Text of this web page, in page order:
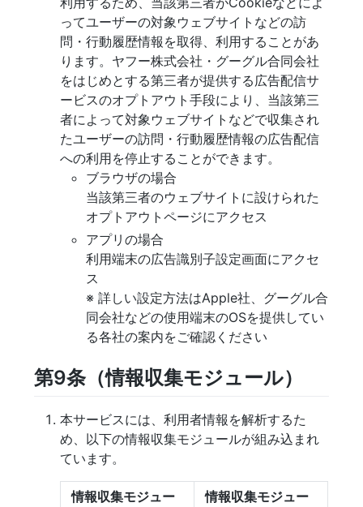
ってユーザーの対象ウェブサイトなどの訪
問・行動履歴情報を取得、利用することがあ
ります。ヤフー株式会社・グーグル合同会社
をはじめとする第三者が提供する広告配信サ
ービスのオプトアウト手段により、当該第三
者によって対象ウェブサイトなどで収集され
たユーザーの訪問・行動履歴情報の広告配信
への利用を停止することができます。
ブラウザの場合
当該第三者のウェブサイトに設けられた
オプトアウトページにアクセス
アプリの場合
利用端末の広告識別子設定画面にアクセ
ス
※ 詳しい設定方法はApple社、グーグル合
同会社などの使用端末のOSを提供してい
る各社の案内をご確認ください
第9条（情報収集モジュール）
本サービスには、利用者情報を解析するた
め、以下の情報収集モジュールが組み込まれ
ています。
情報収集モジュー
情報収集モジュー